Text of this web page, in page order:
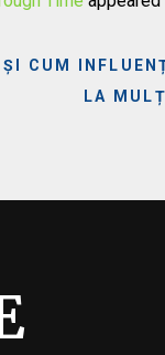
CUM
LA